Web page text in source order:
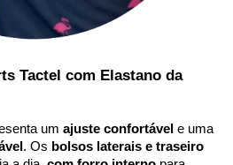
Tactel com Elastano da
um ajuste confortável e uma
. Os bolsos laterais e traseiro